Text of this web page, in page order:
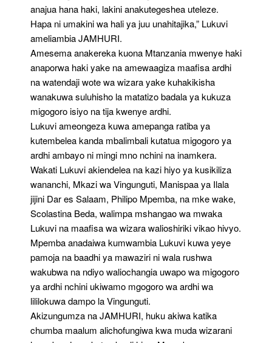
anajua hana haki, lakini anakutegeshea uteleze.
Hapa ni umakini wa hali ya juu unahitajika,” Lukuvi
ameliambia JAMHURI.
Amesema anakereka kuona Mtanzania mwenye haki
anaporwa haki yake na amewaagiza maafisa ardhi
na watendaji wote wa wizara yake kuhakikisha
wanakuwa suluhisho la matatizo badala ya kukuza
migogoro isiyo na tija kwenye ardhi.
Lukuvi ameongeza kuwa amepanga ratiba ya
kutembelea kanda mbalimbali kutatua migogoro ya
ardhi ambayo ni mingi mno nchini na inamkera.
Wakati Lukuvi akiendelea na kazi hiyo ya kusikiliza
wananchi, Mkazi wa Vingunguti, Manispaa ya Ilala
jijini Dar es Salaam, Philipo Mpemba, na mke wake,
Scolastina Beda, walimpa mshangao wa mwaka
Lukuvi na maafisa wa wizara walioshiriki vikao hivyo.
Mpemba anadaiwa kumwambia Lukuvi kuwa yeye
pamoja na baadhi ya mawaziri ni wala rushwa
wakubwa na ndiyo waliochangia uwapo wa migogoro
ya ardhi nchini ukiwamo mgogoro wa ardhi wa
lililokuwa dampo la Vingunguti.
Akizungumza na JAMHURI, huku akiwa katika
chumba maalum alichofungiwa kwa muda wizarani